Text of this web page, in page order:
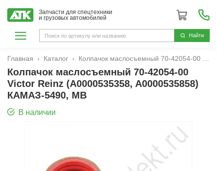
Запчасти для спецтехники
и грузовых автомобилей
Hайти
Главная Каталог Колпачок маслосъемный 70-42054-00 Victor Reinz (A0000535358, A0000535858) КАМАЗ-5490, MB
Колпачок маслосъемный 70-42054-00
Victor Reinz (A0000535358, A0000535858)
КАМАЗ-5490, MB
В наличии